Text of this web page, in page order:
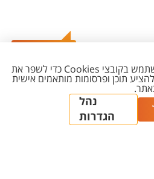
מדיניות עריכת
תוכן